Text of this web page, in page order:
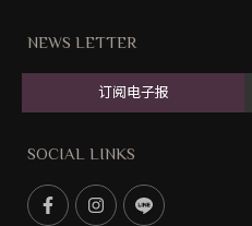
NEWS LETTER
订阅电子报
SOCIAL LINKS
F
I
L